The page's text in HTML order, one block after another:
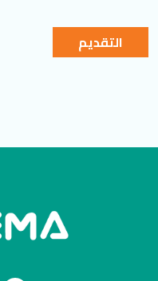
التقديم